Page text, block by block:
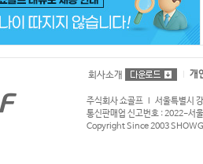
회사소개 개
주식회사 쇼골프 l 서울특별시
통신판매업 신고번호 : 2022-
Copyright Since 2003